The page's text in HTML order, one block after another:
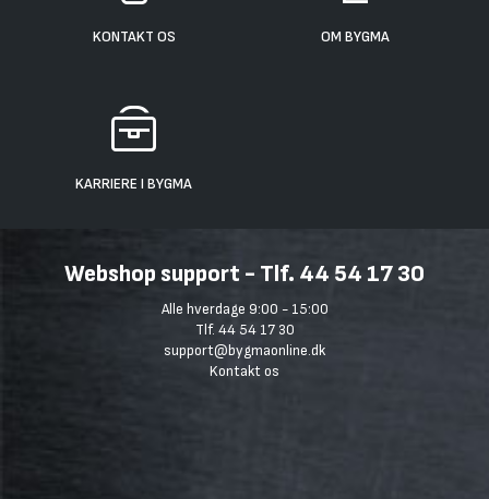
KONTAKT OS OM BYGMA
KARRIERE I BYGMA
Webshop support - Tlf. 44 54 17 30
Alle hverdage 9:00 - 15:00
Tlf. 44 54 17 30
support@bygmaonline.dk
Kontakt os